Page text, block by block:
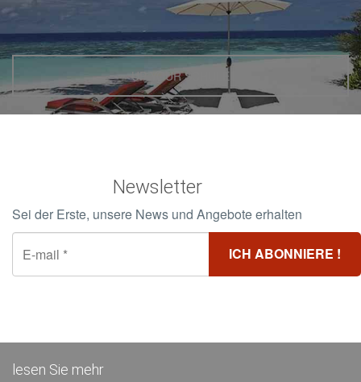
UP YOUR SCHULE
Newsletter
Sei der Erste, unsere News und Angebote erhalten
lesen Sie mehr